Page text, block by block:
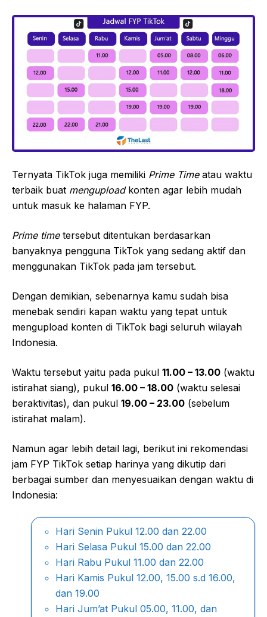
Ternyata TikTok juga memiliki Prime Timeatau waktu
terbaik buat mengupload konten agar lebih mudah
untuk masuk ke halaman FYP.
Prime timetersebut ditentukan berdasarkan
banyaknya pengguna TikTok yang sedang aktif dan
menggunakan TikTok pada jam tersebut.
Dengan demikian, sebenarnya kamu sudah bisa
menebak sendiri kapan waktu yang tepat untuk
mengupload konten di TikTok bagi seluruh wilayah
Indonesia.
Waktu tersebut yaitu pada pukul 11.00 – 13.00 (waktu
istirahat siang), pukul 16.00 – 18.00 (waktu selesai
beraktivitas), dan pukul 19.00 – 23.00 (sebelum
istirahat malam).
Namun agar lebih detail lagi, berikut ini rekomendasi
jam FYP TikTok setiap harinya yang dikutip dari
berbagai sumber dan menyesuaikan dengan waktu di
Indonesia:
Hari Senin Pukul 12.00 dan 22.00
Hari Selasa Pukul 15.00 dan 22.00
Hari Rabu Pukul 11.00 dan 22.00
Hari Kamis Pukul 12.00, 15.00 s.d 16.00,
dan 19.00
Hari Jum’at Pukul 05.00, 11.00, dan